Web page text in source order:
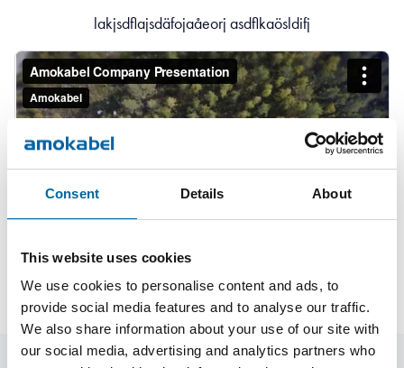
Consent Details About
This website uses cookies
We use cookies to personalise content and ads, to
provide social media features and to analyse our traffic.
We also share information about your use of our site with
our social media, advertising and analytics partners who
lakjsdflajsdäfojaåeorj asdflkaösldifj